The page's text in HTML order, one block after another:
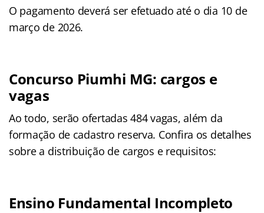
O pagamento deverá ser efetuado até o dia 10 de
março de 2026.
Concurso Piumhi MG: cargos e
vagas
Ao todo, serão ofertadas 484 vagas, além da
formação de cadastro reserva. Confira os detalhes
sobre a distribuição de cargos e requisitos:
Ensino Fundamental Incompleto